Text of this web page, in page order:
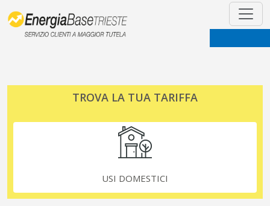
TROVA LA TUA TARIFFA
USI DOMESTICI